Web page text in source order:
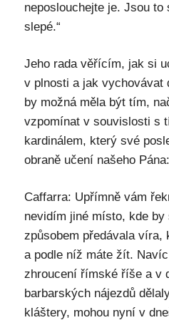
neposlouchejte je. Jsou
slepé.“
Jeho rada věřícím, jak si
v plnosti a jak vychovávat
by možná měla být tím,
vzpomínat v souvislosti s
kardinálem, který své
obraně učení našeho Pána:
Caffarra: Upřímně vám
nevidím jiné místo, kde by
způsobem předávala víra,
a podle níž máte žít.
zhroucení římské říše a v
barbarských nájezdů
kláštery, mohou nyní v